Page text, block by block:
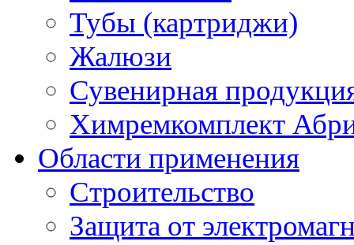
Тубы (картриджи)
Жалюзи
Сувенирная
Химремкомплект
Области применения
Строительство
Защита от